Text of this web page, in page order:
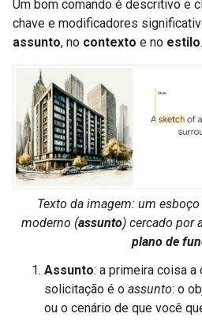
Um bom comando é descritivo e
chave e modificadores
assunto, no contexto e no estilo.
Texto da imagem: um esboço
moderno (assunto) cercado por
plano de
Assunto: a primeira coisa
solicitação é o assunto: o
ou o cenário de que você